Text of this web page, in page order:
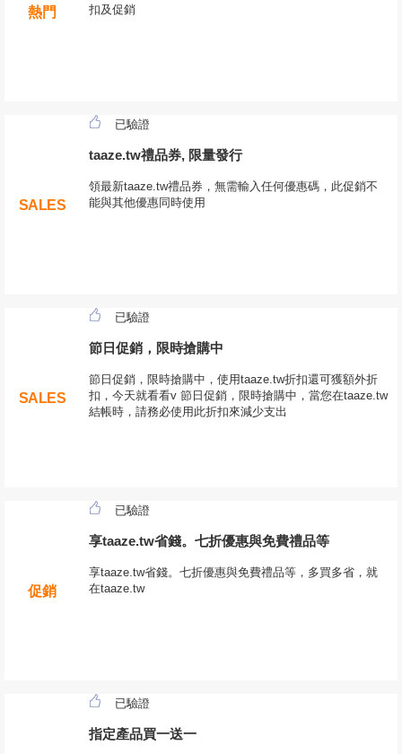
熱門 扣及促銷
SALES
已驗證
taaze.tw禮品券, 限量發行
領最新taaze.tw禮品券，無需輸入任何優惠碼，此促銷不
能與其他優惠同時使用
SALES
已驗證
節日促銷，限時搶購中
節日促銷，限時搶購中，使用taaze.tw折扣還可獲額外折
扣，今天就看看v 節日促銷，限時搶購中，當您在taaze.tw
結帳時，請務必使用此折扣來減少支出
促銷
已驗證
享taaze.tw省錢。七折優惠與免費禮品等
享taaze.tw省錢。七折優惠與免費禮品等，多買多省，就
在taaze.tw
已驗證
指定產品買一送一